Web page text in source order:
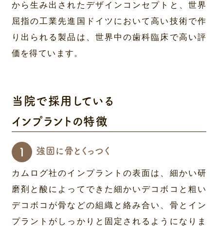
から生み出されたデザインコンセプトと、世界
屈指の工業先進国ドイツにおいて高い技術で作
り出られる製品は、世界中の歯科臨床で高い評
価を得ています。
当院で採用している
インプラントの特徴
強固に骨とくっつく
カムログ社のインプラントの表面は、細かい研
磨剤と酸によってできた細かいデコボコと粗い
デコボコが骨などの組織と絡み合い、骨とイン
プラントがしっかりと固定されるようになりま